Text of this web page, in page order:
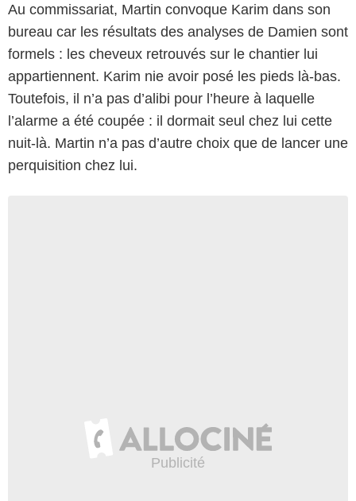
Au commissariat, Martin convoque Karim dans son
bureau car les résultats des analyses de Damien sont
formels : les cheveux retrouvés sur le chantier lui
appartiennent. Karim nie avoir posé les pieds là-bas.
Toutefois, il n’a pas d’alibi pour l’heure à laquelle
l’alarme a été coupée : il dormait seul chez lui cette
nuit-là. Martin n’a pas d’autre choix que de lancer une
perquisition chez lui.